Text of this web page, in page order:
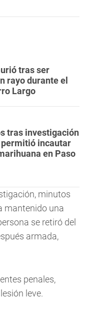
tras ser
rayo durante el
Largo
tras investigación
incautar
en Paso
minutos
mantenido una
se retiró del
armada,
penales,
leve.